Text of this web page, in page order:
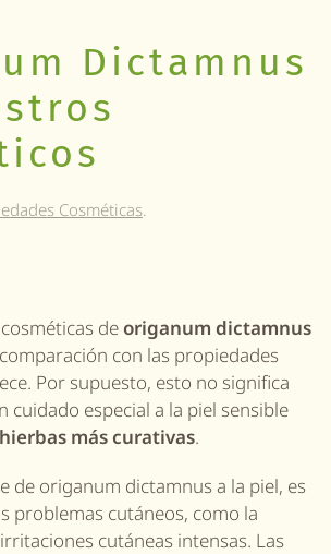
Dictamnus
Cosméticas.
de origanum dictamnus
con las propiedades
Por supuesto, esto no significa
cuidado especial a la piel sensible
hierbas más curativas.
de origanum dictamnusa la piel, es
problemas cutáneos, como la
cutáneas intensas. Las